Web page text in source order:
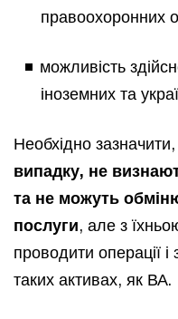
правоохоронних
можливість
іноземних та
Необхідно
випадку, не
та не можуть
послуги, але з
проводити операції
таких активах, як ВА.